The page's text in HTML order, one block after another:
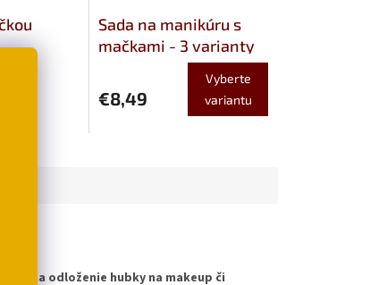
Sada na manikúru s
mačkami - 3 varianty
€8,49
Vyberte
variantu
aj na odloženie hubky na makeup či